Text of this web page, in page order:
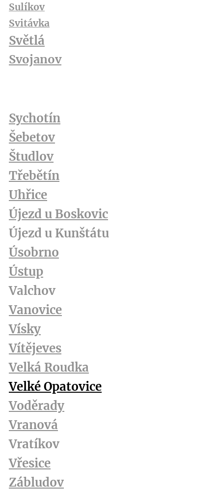
Sulíkov
Svitávka
Světlá
Svojanov
Sychotín
Šebetov
Študlov
Třebětín
Uhřice
Újezd u Boskovic
Újezd u Kunštátu
Úsobrno
Ústup
Valchov
Vanovice
Vísky
Vítějeves
Velká Roudka
Velké Opatovice
Voděrady
Vranová
Vratíkov
Vřesice
Zábludov